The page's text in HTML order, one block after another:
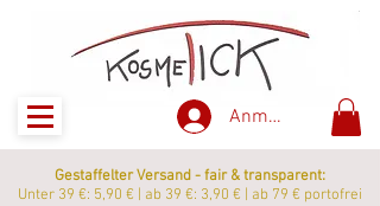
Anmelden
Gestaffelter Versand - fair & transparent:
Unter 39 €: 5,90 € | ab 39 €: 3,90 € | ab 79 € portofrei